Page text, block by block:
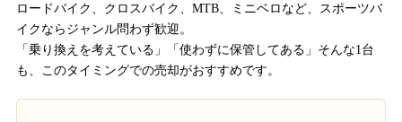
ロードバイク、クロスバイク、MTB、ミニベロなど、スポーツバ
イクならジャンル問わず歓迎。
「乗り換えを考えている」「使わずに保管してある」そんな1台
も、このタイミングでの売却がおすすめです。